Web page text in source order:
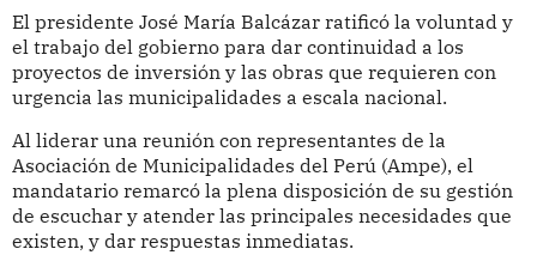
El presidente José María Balcázar ratificó la voluntad y
el trabajo del gobierno para dar continuidad a los
proyectos de inversión y las obras que requieren con
urgencia las municipalidades a escala nacional.
Al liderar una reunión con representantes de la
Asociación de Municipalidades del Perú (Ampe), el
mandatario remarcó la plena disposición de su gestión
de escuchar y atender las principales necesidades que
existen, y dar respuestas inmediatas.